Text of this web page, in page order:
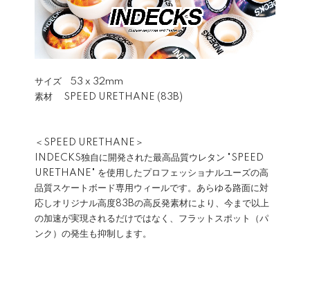
サイズ 53 x 32mm
素材 SPEED URETHANE (83B)
＜SPEED URETHANE＞
INDECKS独自に開発された最高品質ウレタン "SPEED
URETHANE" を使用したプロフェッショナルユーズの高
品質スケートボード専用ウィールです。あらゆる路面に対
応しオリジナル高度83Bの高反発素材により、今まで以上
の加速が実現されるだけではなく、フラットスポット（パ
ンク）の発生も抑制します。